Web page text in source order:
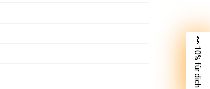
👀 10% für dich